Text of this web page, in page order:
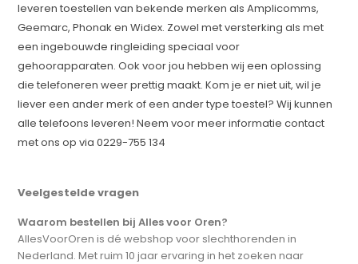
leveren toestellen van bekende merken als Amplicomms,
Geemarc, Phonak en Widex. Zowel met versterking als met
een ingebouwde ringleiding speciaal voor
gehoorapparaten. Ook voor jou hebben wij een oplossing
die telefoneren weer prettig maakt. Kom je er niet uit, wil je
liever een ander merk of een ander type toestel? Wij kunnen
alle telefoons leveren! Neem voor meer informatie contact
met ons op via 0229-755 134
Veelgestelde vragen
Waarom bestellen bij Alles voor Oren?
AllesVoorOren is dé webshop voor slechthorenden in
Nederland. Met ruim 10 jaar ervaring in het zoeken naar